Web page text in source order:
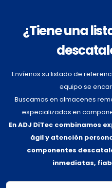
¿Tiene una
Envíenos su listado de
equipo se
Buscamos en almacenes
especializados en
En ADJ DiTec combinamos
ágil y atención
componentes
inmediatas,